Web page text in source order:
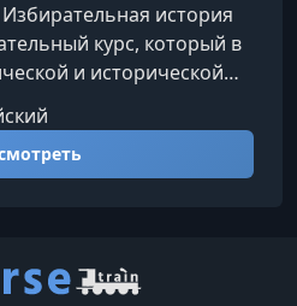
история
курс, который в
и исторической
в самые
преступления
их социальный
культуру и правосудие.